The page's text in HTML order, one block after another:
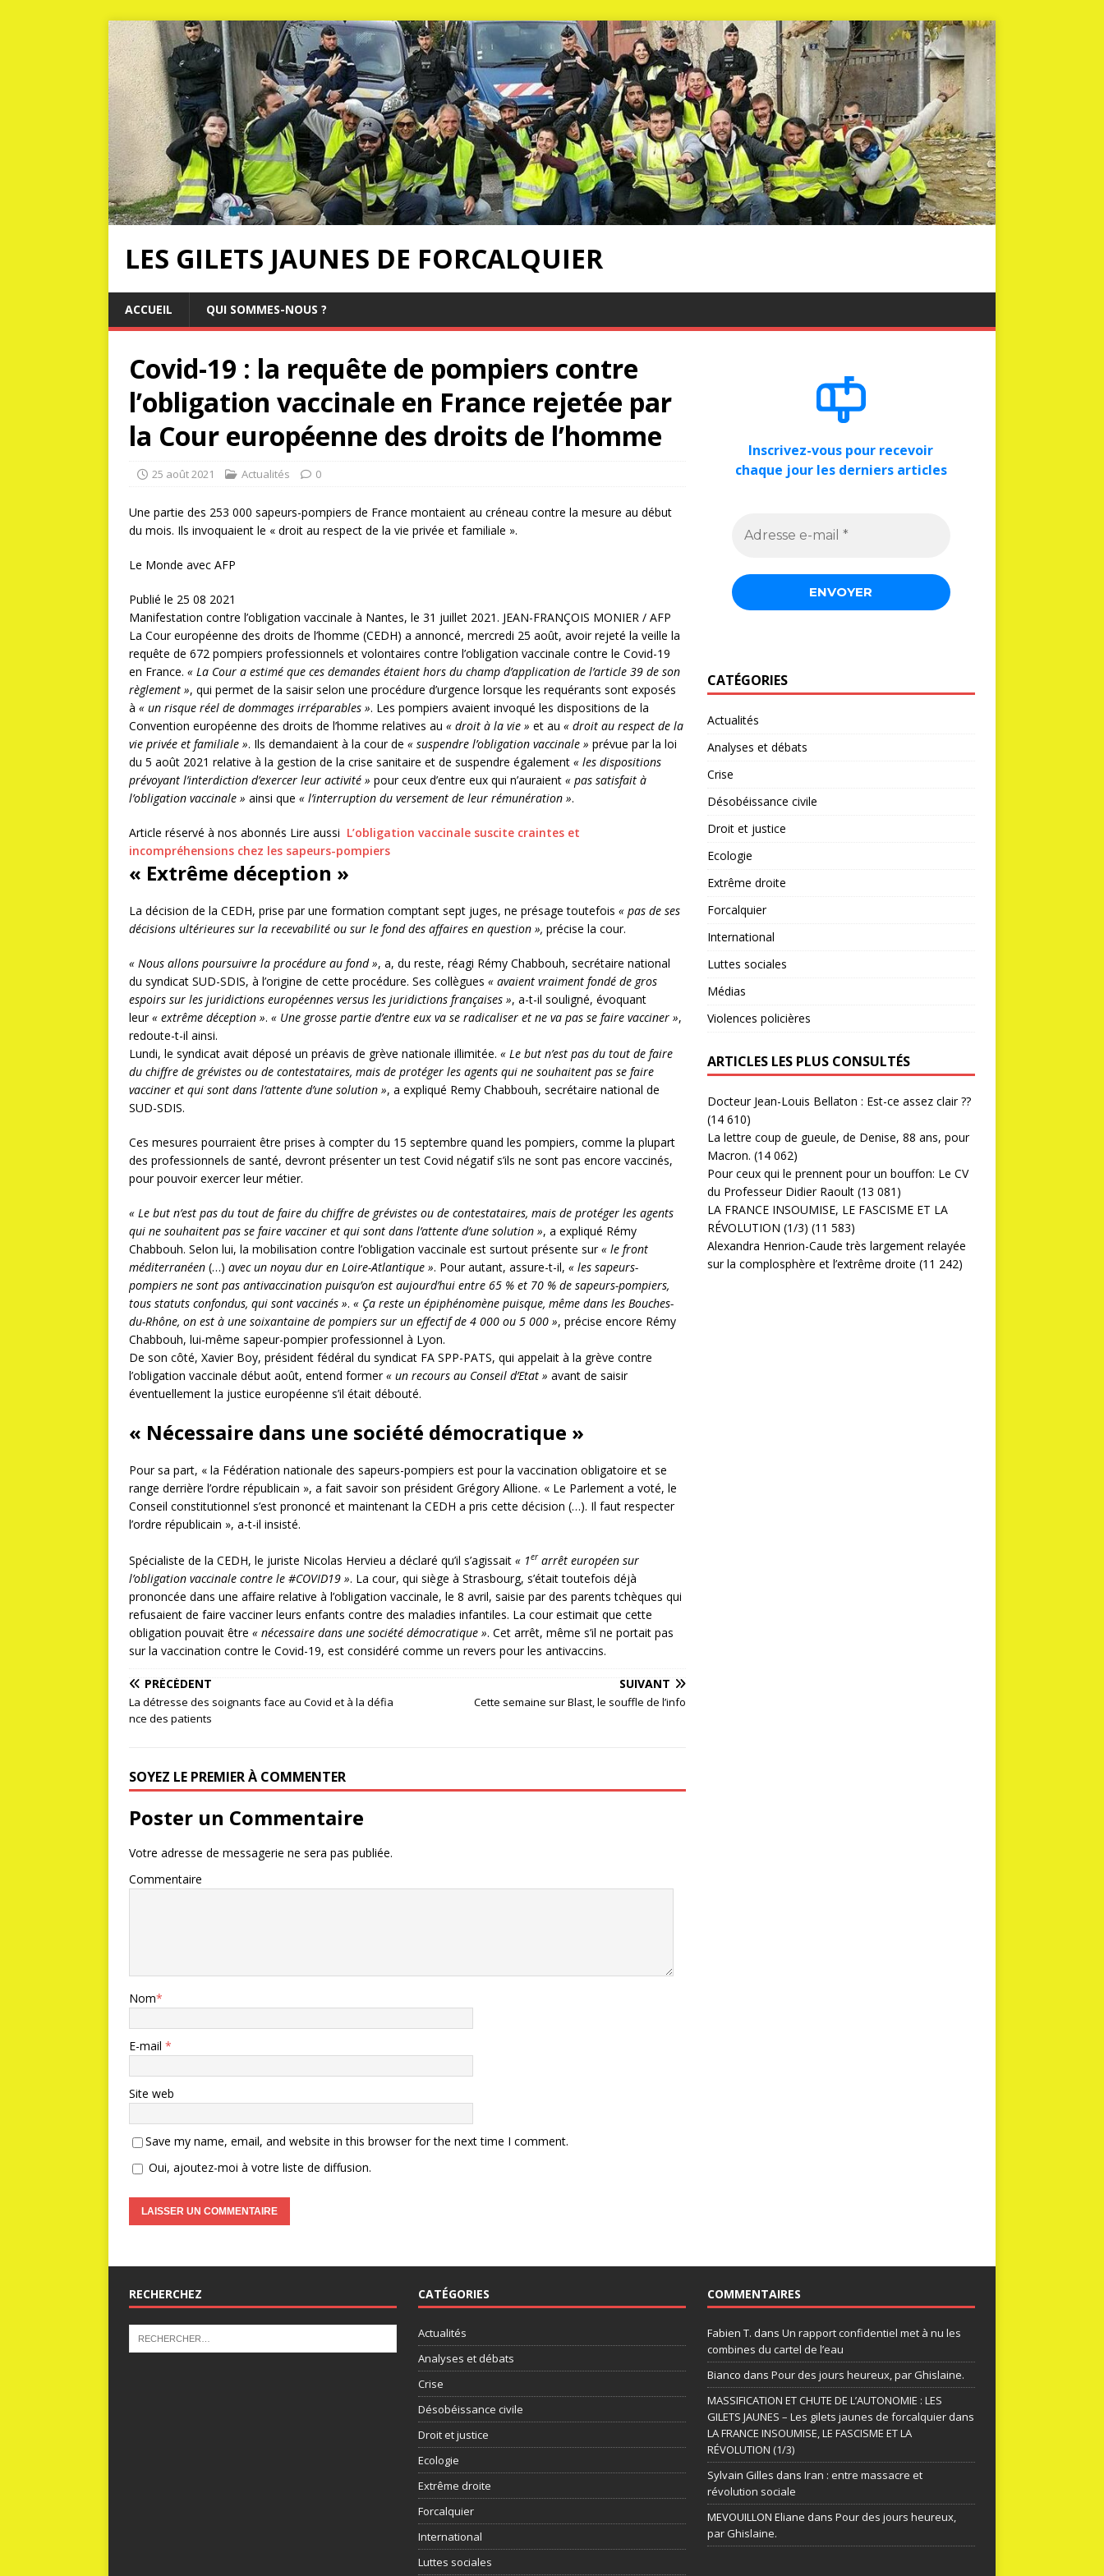
LES GILETS JAUNES DE FORCALQUIER
ACCUEIL QUI SOMMES-NOUS ?
Covid-19 : la requête de pompiers contre
l’obligation vaccinale en France rejetée par
la Cour européenne des droits de l’homme
25 août 2021 Actualités 0
Une partie des 253 000 sapeurs-pompiers de France montaient au créneau contre la mesure au début
du mois. Ils invoquaient le « droit au respect de la vie privée et familiale ».
Le Monde avec AFP
Publié le 25 08 2021
Manifestation contre l’obligation vaccinale à Nantes, le 31 juillet 2021. JEAN-FRANÇOIS MONIER / AFP
La Cour européenne des droits de l’homme (CEDH) a annoncé, mercredi 25 août, avoir rejeté la veille la
requête de 672 pompiers professionnels et volontaires contre l’obligation vaccinale contre le Covid-19
en France. « La Cour a estimé que ces demandes étaient hors du champ d’application de l’article 39 de son
règlement », qui permet de la saisir selon une procédure d’urgence lorsque les requérants sont exposés
à « un risque réel de dommages irréparables ». Les pompiers avaient invoqué les dispositions de la
Convention européenne des droits de l’homme relatives au « droit à la vie » et au « droit au respect de la
vie privée et familiale ». Ils demandaient à la cour de « suspendre l’obligation vaccinale » prévue par la loi
du 5 août 2021 relative à la gestion de la crise sanitaire et de suspendre également « les dispositions
prévoyant l’interdiction d’exercer leur activité » pour ceux d’entre eux qui n’auraient « pas satisfait à
l’obligation vaccinale » ainsi que « l’interruption du versement de leur rémunération ».
Article réservé à nos abonnés Lire aussi L’obligation vaccinale suscite craintes et
incompréhensions chez les sapeurs-pompiers
« Extrême déception »
La décision de la CEDH, prise par une formation comptant sept juges, ne présage toutefois « pas de ses
décisions ultérieures sur la recevabilité ou sur le fond des affaires en question », précise la cour.
« Nous allons poursuivre la procédure au fond », a, du reste, réagi Rémy Chabbouh, secrétaire national
du syndicat SUD-SDIS, à l’origine de cette procédure. Ses collègues « avaient vraiment fondé de gros
espoirs sur les juridictions européennes versus les juridictions françaises », a-t-il souligné, évoquant
leur« extrême déception ». « Une grosse partie d’entre eux va se radicaliser et ne va pas se faire vacciner »,
redoute-t-il ainsi.
Lundi, le syndicat avait déposé un préavis de grève nationale illimitée. « Le but n’est pas du tout de faire
du chiffre de grévistes ou de contestataires, mais de protéger les agents qui ne souhaitent pas se faire
vacciner et qui sont dans l’attente d’une solution », a expliqué Remy Chabbouh, secrétaire national de
SUD-SDIS.
Ces mesures pourraient être prises à compter du 15 septembre quand les pompiers, comme la plupart
des professionnels de santé, devront présenter un test Covid négatif s’ils ne sont pas encore vaccinés,
pour pouvoir exercer leur métier.
« Le but n’est pas du tout de faire du chiffre de grévistes ou de contestataires, mais de protéger les agents
qui ne souhaitent pas se faire vacciner et qui sont dans l’attente d’une solution », a expliqué Rémy
Chabbouh. Selon lui, la mobilisation contre l’obligation vaccinale est surtout présente sur« le front
méditerranéen (…) avec un noyau dur en Loire-Atlantique ». Pour autant, assure-t-il, « les sapeurs-
pompiers ne sont pas antivaccination puisqu’on est aujourd’hui entre 65 % et 70 % de sapeurs-pompiers,
tous statuts confondus, qui sont vaccinés ». « Ça reste un épiphénomène puisque, même dans les Bouches-
du-Rhône, on est à une soixantaine de pompiers sur un effectif de 4 000 ou 5 000 », précise encore Rémy
Chabbouh, lui-même sapeur-pompier professionnel à Lyon.
De son côté, Xavier Boy, président fédéral du syndicat FA SPP-PATS, qui appelait à la grève contre
l’obligation vaccinale début août, entend former« un recours au Conseil d’Etat » avant de saisir
éventuellement la justice européenne s’il était débouté.
« Nécessaire dans une société démocratique »
Pour sa part, « la Fédération nationale des sapeurs-pompiers est pour la vaccination obligatoire et se
range derrière l’ordre républicain », a fait savoir son président Grégory Allione. « Le Parlement a voté, le
Conseil constitutionnel s’est prononcé et maintenant la CEDH a pris cette décision (…). Il faut respecter
l’ordre républicain », a-t-il insisté.
Spécialiste de la CEDH, le juriste Nicolas Hervieu a déclaré qu’il s’agissait « 1erarrêt européen sur
l’obligation vaccinale contre le #COVID19 ». La cour, qui siège à Strasbourg, s’était toutefois déjà
prononcée dans une affaire relative à l’obligation vaccinale, le 8 avril, saisie par des parents tchèques qui
refusaient de faire vacciner leurs enfants contre des maladies infantiles. La cour estimait que cette
obligation pouvait être « nécessaire dans une société démocratique ». Cet arrêt, même s’il ne portait pas
sur la vaccination contre le Covid-19, est considéré comme un revers pour les antivaccins.
PRÉCÉDENT
La détresse des soignants face au Covid et à la défia
nce des patients
SUIVANT
Cette semaine sur Blast, le souffle de l’info
SOYEZ LE PREMIER À COMMENTER
Poster un Commentaire
Votre adresse de messagerie ne sera pas publiée.
Commentaire
Nom*
E-mail *
Site web
Save my name, email, and website in this browser for the next time I comment.
Oui, ajoutez-moi à votre liste de diffusion.
Inscrivez-vous pour recevoir
chaque jour les derniers articles
CATÉGORIES
Actualités
Analyses et débats
Crise
Désobéissance civile
Droit et justice
Ecologie
Extrême droite
Forcalquier
International
Luttes sociales
Médias
Violences policières
ARTICLES LES PLUS CONSULTÉS
Docteur Jean-Louis Bellaton : Est-ce assez clair ??
(14 610)
La lettre coup de gueule, de Denise, 88 ans, pour
Macron. (14 062)
Pour ceux qui le prennent pour un bouffon: Le CV
du Professeur Didier Raoult (13 081)
LA FRANCE INSOUMISE, LE FASCISME ET LA
RÉVOLUTION (1/3) (11 583)
Alexandra Henrion-Caude très largement relayée
sur la complosphère et l’extrême droite (11 242)
RECHERCHEZ CATÉGORIES
Actualités
Analyses et débats
Crise
Désobéissance civile
Droit et justice
Ecologie
Extrême droite
Forcalquier
International
Luttes sociales
COMMENTAIRES
Fabien T. dans Un rapport confidentiel met à nu les
combines du cartel de l’eau
Bianco dans Pour des jours heureux, par Ghislaine.
MASSIFICATION ET CHUTE DE L’AUTONOMIE : LES
GILETS JAUNES – Les gilets jaunes de forcalquierdans
LA FRANCE INSOUMISE, LE FASCISME ET LA
RÉVOLUTION (1/3)
Sylvain Gilles dans Iran : entre massacre et
révolution sociale
MEVOUILLON Eliane dans Pour des jours heureux,
par Ghislaine.